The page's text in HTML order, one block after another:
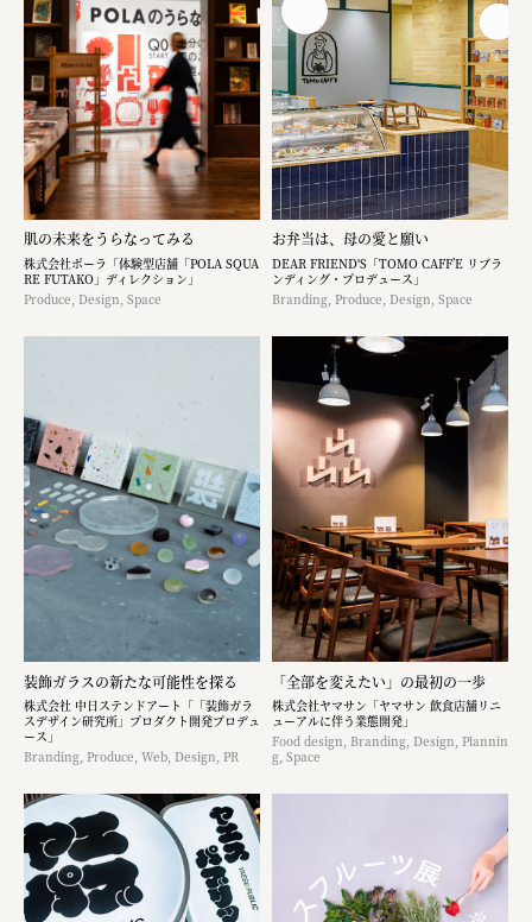
肌の未来をうらなってみる
株式会社ポーラ「体験型店舗「POLA SQUA
RE FUTAKO」ディレクション」
Produce, Design, Space
お弁当は、母の愛と願い
DEAR FRIEND'S「TOMO CAFF’E リブラ
ンディング・プロデュース」
Branding, Produce, Design, Space
装飾ガラスの新たな可能性を探る
株式会社 中日ステンドアート「「装飾ガラ
スデザイン研究所」プロダクト開発プロデュ
ース」
Branding, Produce, Web, Design, PR
「全部を変えたい」の最初の一歩
株式会社ヤマサン「ヤマサン 飲食店舗リニ
ューアルに伴う業態開発」
Food design, Branding, Design, Plannin
g, Space